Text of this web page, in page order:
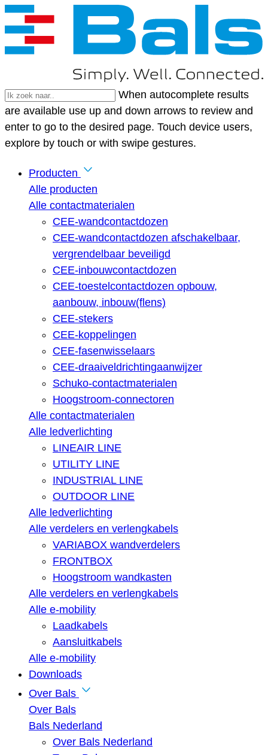
When autocomplete results
are available use up and down arrows to review and
enter to go to the desired page. Touch device users,
explore by touch or with swipe gestures.
Producten
Alle producten
Alle contactmaterialen
CEE-wandcontactdozen
CEE-wandcontactdozen afschakelbaar,
vergrendelbaar beveiligd
CEE-inbouwcontactdozen
CEE-toestelcontactdozen opbouw,
aanbouw, inbouw(flens)
CEE-stekers
CEE-koppelingen
CEE-fasenwisselaars
CEE-draaiveldrichtingaanwijzer
Schuko-contactmaterialen
Hoogstroom-connectoren
Alle contactmaterialen
Alle ledverlichting
LINEAIR LINE
UTILITY LINE
INDUSTRIAL LINE
OUTDOOR LINE
Alle ledverlichting
Alle verdelers en verlengkabels
VARIABOX wandverdelers
FRONTBOX
Hoogstroom wandkasten
Alle verdelers en verlengkabels
Alle e-mobility
Laadkabels
Aansluitkabels
Alle e-mobility
Downloads
Over Bals
Over Bals
Bals Nederland
Over Bals Nederland